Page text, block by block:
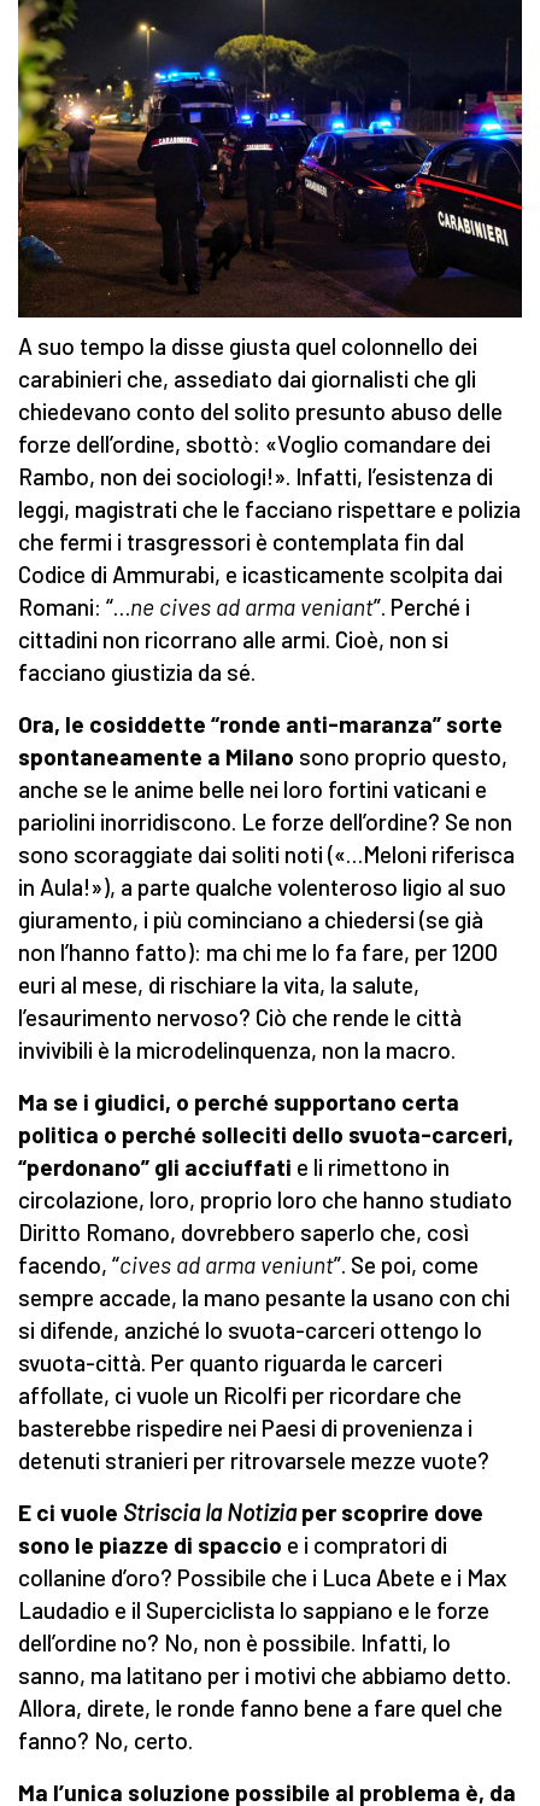
A suo tempo la disse giusta quel colonnello dei
carabinieri che, assediato dai giornalisti che gli
chiedevano conto del solito presunto abuso delle
forze dell’ordine, sbottò: «Voglio comandare dei
Rambo, non dei sociologi!». Infatti, l’esistenza di
leggi, magistrati che le facciano rispettare e polizia
che fermi i trasgressori è contemplata fin dal
Codice di Ammurabi, e icasticamente scolpita dai
Romani: “…ne cives ad arma veniant”. Perché i
cittadini non ricorrano alle armi. Cioè, non si
facciano giustizia da sé.
Ora, le cosiddette “ronde anti-maranza” sorte
spontaneamente a Milano sono proprio questo,
anche se le anime belle nei loro fortini vaticani e
pariolini inorridiscono. Le forze dell’ordine? Se non
sono scoraggiate dai soliti noti («…Meloni riferisca
in Aula!»), a parte qualche volenteroso ligio al suo
giuramento, i più cominciano a chiedersi (se già
non l’hanno fatto): ma chi me lo fa fare, per 1200
euri al mese, di rischiare la vita, la salute,
l’esaurimento nervoso? Ciò che rende le città
invivibili è la microdelinquenza, non la macro.
Ma se i giudici, o perché supportano certa
politica o perché solleciti dello svuota-carceri,
“perdonano” gli acciuffati e li rimettono in
circolazione, loro, proprio loro che hanno studiato
Diritto Romano, dovrebbero saperlo che, così
facendo, “cives ad arma veniunt”. Se poi, come
sempre accade, la mano pesante la usano con chi
si difende, anziché lo svuota-carceri ottengo lo
svuota-città. Per quanto riguarda le carceri
affollate, ci vuole un Ricolfi per ricordare che
basterebbe rispedire nei Paesi di provenienza i
detenuti stranieri per ritrovarsele mezze vuote?
E ci vuole Striscia la Notiziaper scoprire dove
sono le piazze di spaccio e i compratori di
collanine d’oro? Possibile che i Luca Abete e i Max
Laudadio e il Superciclista lo sappiano e le forze
dell’ordine no? No, non è possibile. Infatti, lo
sanno, ma latitano per i motivi che abbiamo detto.
Allora, direte, le ronde fanno bene a fare quel che
fanno? No, certo.
Ma l’unica soluzione possibile al problema è, da